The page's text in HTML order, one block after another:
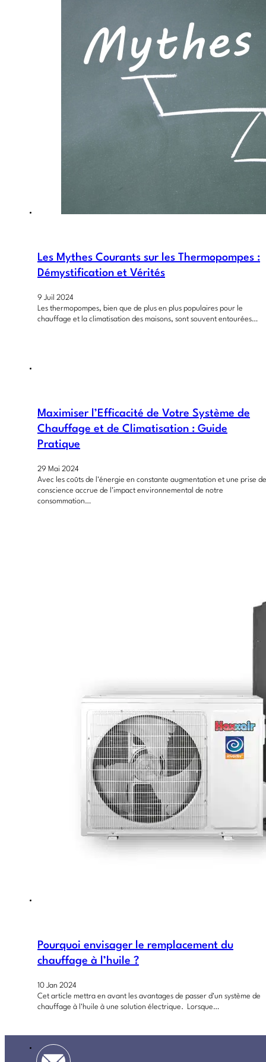
Les Mythes Courants sur les Thermopompes :
Démystification et Vérités
9 Juil 2024
Les thermopompes, bien que de plus en plus populaires pour le
chauffage et la climatisation des maisons, sont souvent entourées…
Maximiser l’Efficacité de Votre Système de
Chauffage et de Climatisation : Guide
Pratique
29 Mai 2024
Avec les coûts de l'énergie en constante augmentation et une prise de
conscience accrue de l'impact environnemental de notre
consommation…
Pourquoi envisager le remplacement du
chauffage à l’huile ?
10 Jan 2024
Cet article mettra en avant les avantages de passer d'un système de
chauffage à l'huile à une solution électrique. Lorsque…